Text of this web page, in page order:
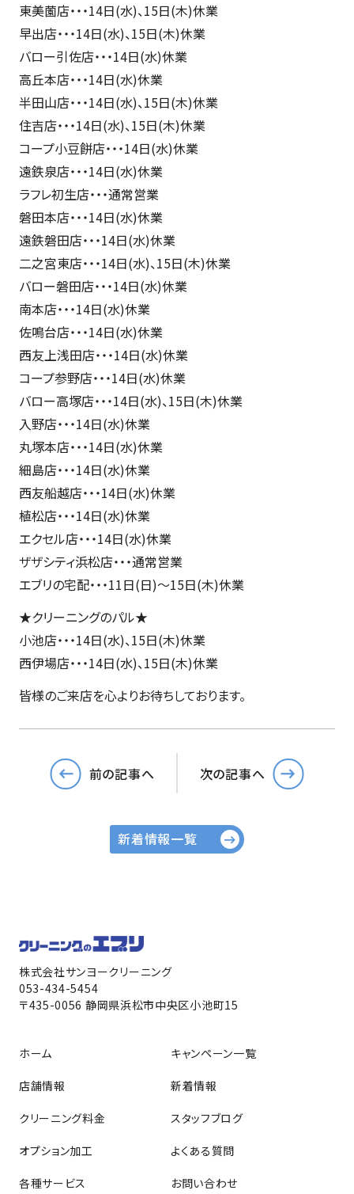
東美薗店・・・14日(水)、15日(木)休業
早出店・・・14日(水)、15日(木)休業
バロー引佐店・・・14日(水)休業
高丘本店・・・14日(水)休業
半田山店・・・14日(水)、15日(木)休業
住吉店・・・14日(水)、15日(木)休業
コープ小豆餅店・・・14日(水)休業
遠鉄泉店・・・14日(水)休業
ラフレ初生店・・・通常営業
磐田本店・・・14日(水)休業
遠鉄磐田店・・・14日(水)休業
二之宮東店・・・14日(水)、15日(木)休業
バロー磐田店・・・14日(水)休業
南本店・・・14日(水)休業
佐鳴台店・・・14日(水)休業
西友上浅田店・・・14日(水)休業
コープ参野店・・・14日(水)休業
バロー高塚店・・・14日(水)、15日(木)休業
入野店・・・14日(水)休業
丸塚本店・・・14日(水)休業
細島店・・・14日(水)休業
西友船越店・・・14日(水)休業
植松店・・・14日(水)休業
エクセル店・・・14日(水)休業
ザザシティ浜松店・・・通常営業
エブリの宅配・・・11日(日)～15日(木)休業
★クリーニングのパル★
小池店・・・14日(水)、15日(木)休業
西伊場店・・・14日(水)、15日(木)休業
皆様のご来店を心よりお待ちしております。
前の記事へ 次の記事へ
新着情報一覧
株式会社サンヨークリーニング
053-434-5454
〒435-0056 静岡県浜松市中央区小池町15
ホーム
店舗情報
クリーニング料金
オプション加工
各種サービス
キャンペーン一覧
新着情報
スタッフブログ
よくある質問
お問い合わせ